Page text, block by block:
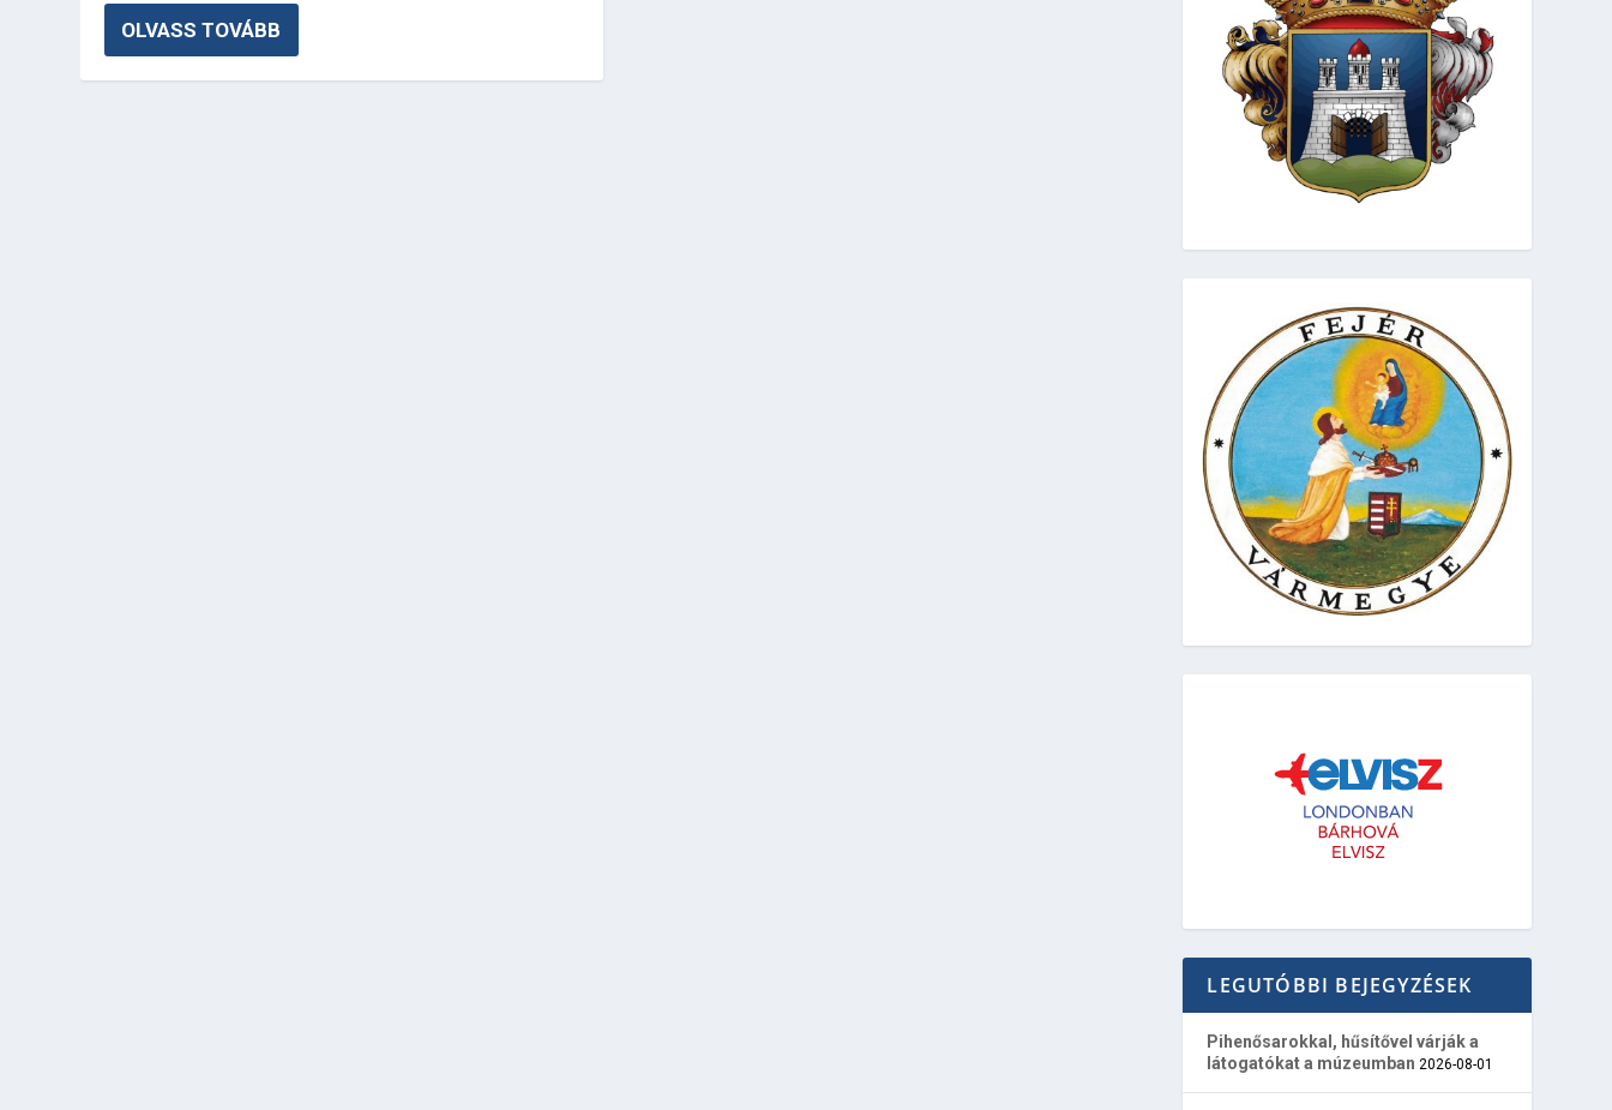
OLVASS TOVÁBB
LEGUTÓBBI BEJEGYZÉSEK
Pihenősarokkal, hűsítővel várják a
látogatókat a múzeumban 2026-08-01